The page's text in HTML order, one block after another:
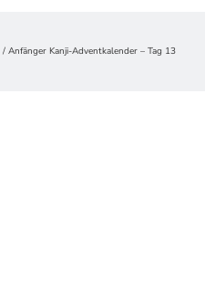
Anfänger Kanji-Adventkalender – Tag 13